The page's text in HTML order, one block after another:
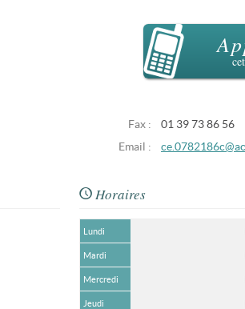
Fax :
01 39 73 86 56
Email :
Horaires
Lundi
Mardi
Mercredi
Jeudi